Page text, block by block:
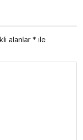
alanlar * ile